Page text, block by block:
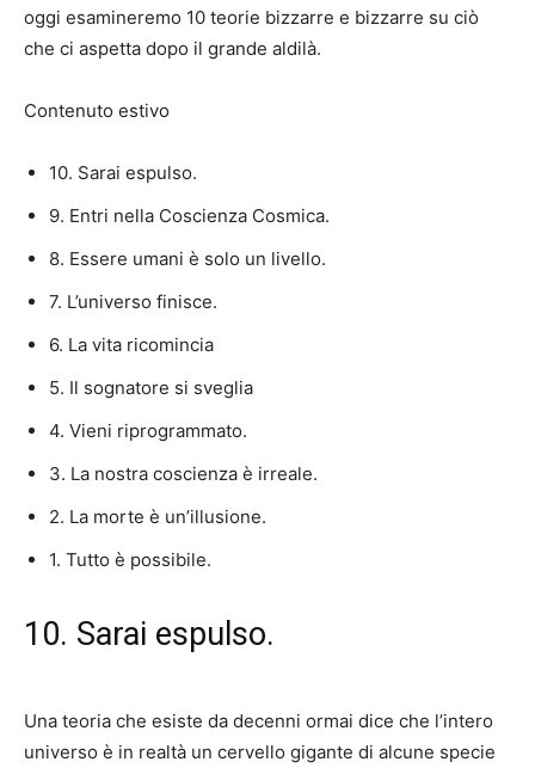
oggi esamineremo 10 teorie bizzarre e bizzarre su ciò
che ci aspetta dopo il grande aldilà.
Contenuto estivo
10. Sarai espulso.
9. Entri nella Coscienza Cosmica.
8. Essere umani è solo un livello.
7. L’universo finisce.
6. La vita ricomincia
5. Il sognatore si sveglia
4. Vieni riprogrammato.
3. La nostra coscienza è irreale.
2. La morte è un’illusione.
1. Tutto è possibile.
10. Sarai espulso.
Una teoria che esiste da decenni ormai dice che l’intero
universo è in realtà un cervello gigante di alcune specie